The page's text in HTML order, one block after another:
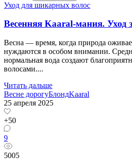
Уход для шикарных волос
Весенняя Kaaral-мания. Уход
Весна — время, когда природа
нуждаются в особом внимании.
нормальная вода создают
волосами....
Читать дальше
Весне дорогуБлондKaaral
25 апреля 2025
+50
9
5005